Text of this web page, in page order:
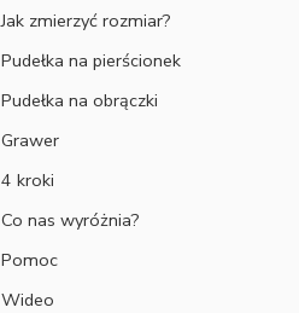
Jak zmierzyć rozmiar?
Pudełka na pierścionek
Pudełka na obrączki
Grawer
4 kroki
Co nas wyróżnia?
Pomoc
Wideo